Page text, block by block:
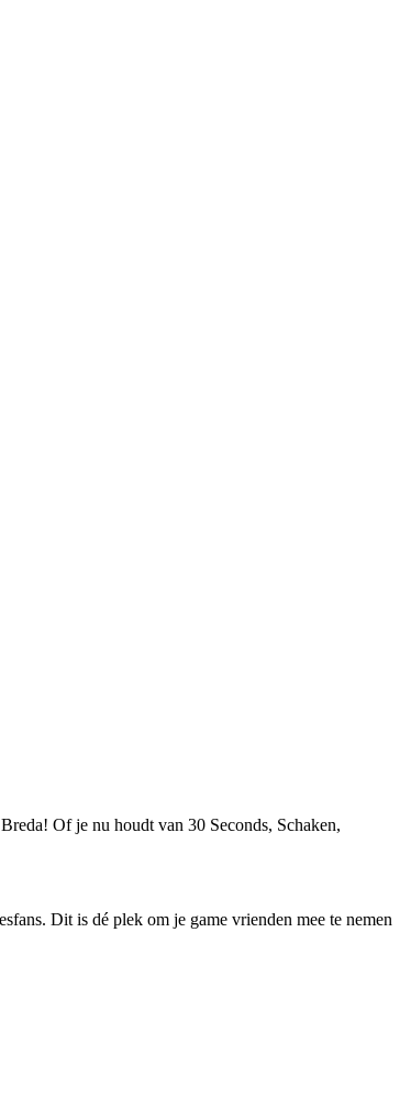
Of je nu houdt van 30 Seconds, Schaken,
Dit is dé plek om je game vrienden mee te nemen